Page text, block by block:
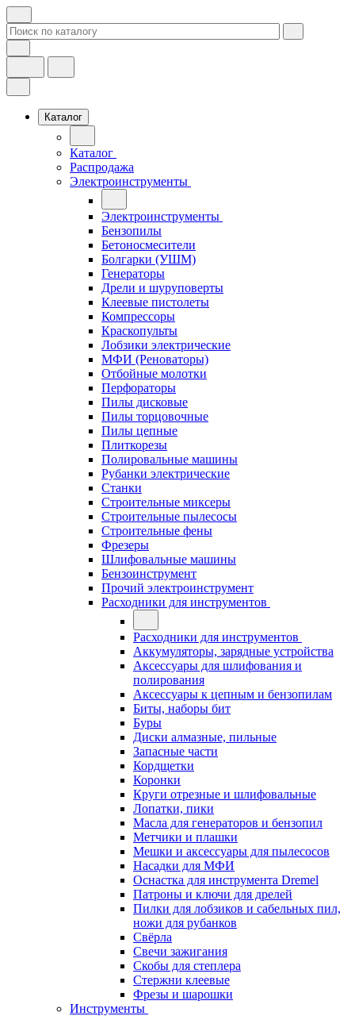
Каталог
Каталог
Распродажа
Электроинструменты
Электроинструменты
Бензопилы
Бетоносмесители
Болгарки (УШМ)
Генераторы
Дрели и шуруповерты
Клеевые пистолеты
Компрессоры
Краскопульты
Лобзики электрические
МФИ (Реноваторы)
Отбойные молотки
Перфораторы
Пилы дисковые
Пилы торцовочные
Пилы цепные
Плиткорезы
Полировальные машины
Рубанки электрические
Станки
Строительные миксеры
Строительные пылесосы
Строительные фены
Фрезеры
Шлифовальные машины
Бензоинструмент
Прочий электроинструмент
Расходники для инструментов
Расходники для инструментов
Аккумуляторы, зарядные устройства
Аксессуары для шлифования и
полирования
Аксессуары к цепным и бензопилам
Биты, наборы бит
Буры
Диски алмазные, пильные
Запасные части
Кордщетки
Коронки
Круги отрезные и шлифовальные
Лопатки, пики
Масла для генераторов и бензопил
Метчики и плашки
Мешки и аксессуары для пылесосов
Насадки для МФИ
Оснастка для инструмента Dremel
Патроны и ключи для дрелей
Пилки для лобзиков и сабельных пил,
ножи для рубанков
Свёрла
Свечи зажигания
Скобы для степлера
Стержни клеевые
Фрезы и шарошки
Инструменты